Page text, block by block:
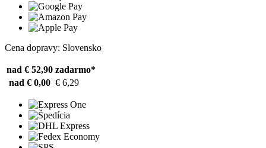
Cena dopravy: Slovensko
nad € 52,90 zadarmo*
nad € 0,00 € 6,29